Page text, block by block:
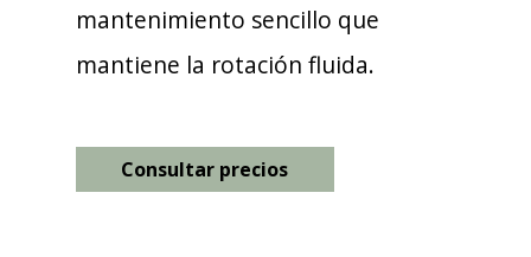
mantenimiento sencillo que
mantiene la rotación fluida.
Consultar precios